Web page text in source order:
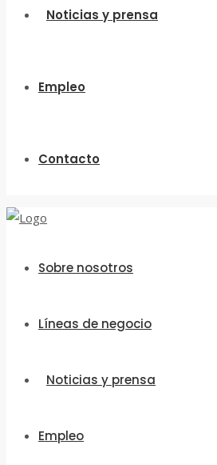
Noticias y prensa
Empleo
Contacto
Sobre nosotros
Líneas de negocio
Noticias y prensa
Empleo